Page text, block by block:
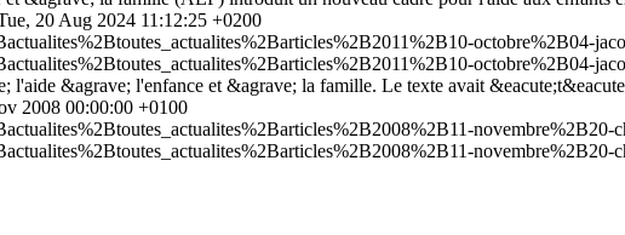
20 Aug 2024 11:12:25 +0200
octobre%2B04-
octobre%2B04-
&agrave; l'enfance et &agrave; la famille. Le texte avait
2008 00:00:00 +0100
novembre%2B20-
novembre%2B20-